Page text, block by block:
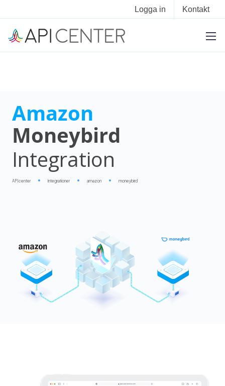
Logga in Kontakt
Amazon
Moneybird
Integration
APIcenter integrationer amazon moneybird